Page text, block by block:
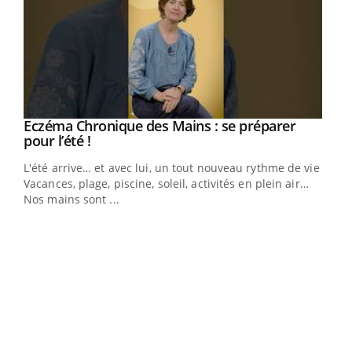
Youtube
Eczéma Chronique des Mains : se préparer
pour l’été !Youtube
L'été arrive… et avec lui, un tout nouveau rythme de vie !
Vacances, plage, piscine, soleil, activités en plein air…
Nos mains sont ...